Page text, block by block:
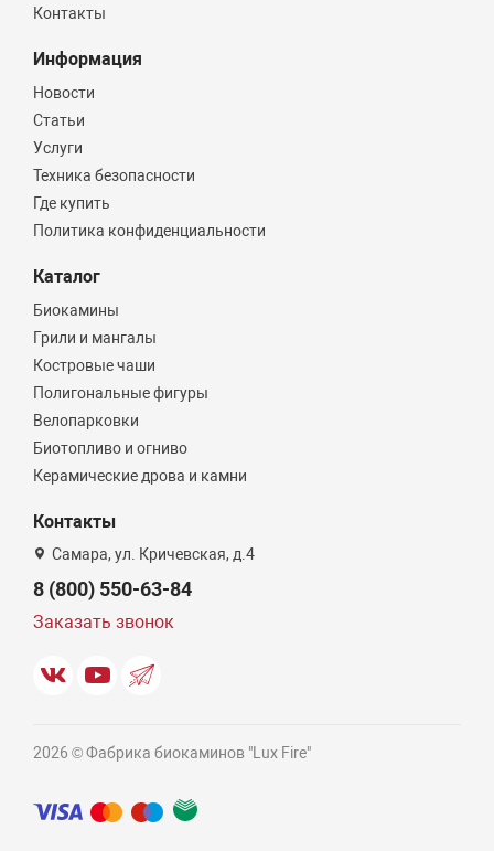
Контакты
Информация
Новости
Статьи
Услуги
Техника безопасности
Где купить
Политика конфиденциальности
Каталог
Биокамины
Грили и мангалы
Костровые чаши
Полигональные фигуры
Велопарковки
Биотопливо и огниво
Керамические дрова и камни
Контакты
Самара, ул. Кричевская, д.4
8 (800) 550-63-84
Заказать звонок
2026 © Фабрика биокаминов "Lux Fire"